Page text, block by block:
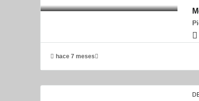
hace 7 meses